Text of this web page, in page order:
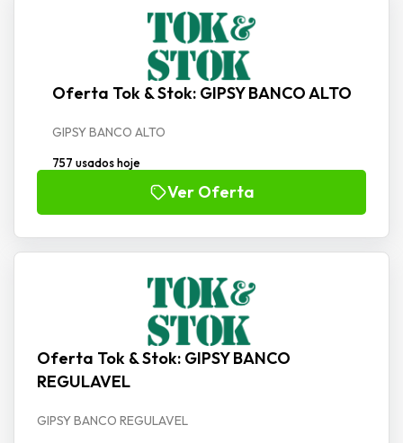
Oferta Tok & Stok: GIPSY BANCO ALTO
GIPSY BANCO ALTO
757 usados hoje
Ver Oferta
Oferta Tok & Stok: GIPSY BANCO
REGULAVEL
GIPSY BANCO REGULAVEL